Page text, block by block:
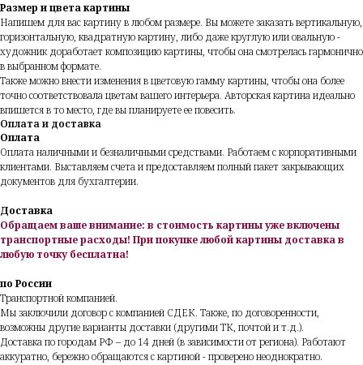
Размер и цвета картины
Напишем для вас картину в любом размере. Вы можете заказать вертикальную,
горизонтальную, квадратную картину, либо даже круглую или овальную -
художник доработает композицию картины, чтобы она смотрелась гармонично
в выбранном формате.
Также можно внести изменения в цветовую гамму картины, чтобы она более
точно соответствовала цветам вашего интерьера. Авторская картина идеально
впишется в то место, где вы планируете ее повесить.
Оплата и доставка
Оплата
Оплата наличными и безналичными средствами. Работаем с корпоративными
клиентами. Выставляем счета и предоставляем полный пакет закрывающих
документов для бухгалтерии.
Доставка
Обращаем ваше внимание: в стоимость картины уже включены
транспортные расходы! При покупке любой картины доставка в
любую точку бесплатна!
по России
Транспортной компанией.
Мы заключили договор с компанией СДЕК. Также, по договоренности,
возможны другие варианты доставки (другими ТК, почтой и т.д.).
Доставка по городам РФ – до 14 дней (в зависимости от региона). Работают
аккуратно, бережно обращаются с картиной - проверено неоднократно.